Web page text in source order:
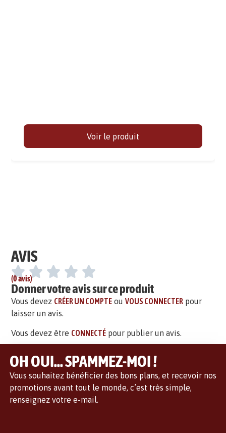
Voir le produit
AVIS
(0 avis)
Donner votre avis sur ce produit
Vous devez CRÉER UN COMPTE ouVOUS CONNECTER pour
laisser un avis.
Vous devez être CONNECTÉ pour publier un avis.
OH OUI... SPAMMEZ-MOI !
Vous souhaitez bénéficier des bons plans, et recevoir nos
promotions avant tout le monde, c’est très simple,
renseignez votre e-mail.